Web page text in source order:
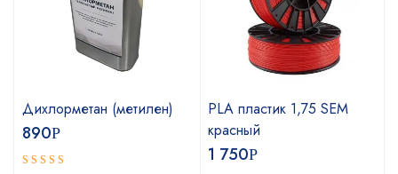
Дихлорметан (метилен)
890Р
PLA пластик 1,75 SEM
красный
1 750Р